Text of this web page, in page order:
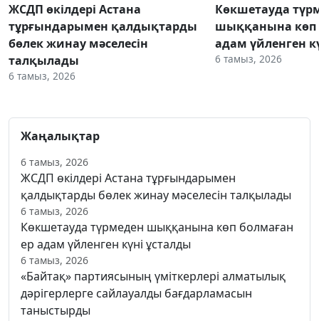
ЖСДП өкілдері Астана
тұрғындарымен қалдықтарды
бөлек жинау мәселесін
талқылады
6 тамыз, 2026
Көкшетауда
шыққанына көп
адам үйленген
6 тамыз, 2026
Жаңалықтар
6 тамыз, 2026
ЖСДП өкілдері Астана тұрғындарымен
қалдықтарды бөлек жинау мәселесін талқылады
6 тамыз, 2026
Көкшетауда түрмеден шыққанына көп болмаған
ер адам үйленген күні ұсталды
6 тамыз, 2026
«Байтақ» партиясының үміткерлері алматылық
дәрігерлерге сайлауалды бағдарламасын
таныстырды